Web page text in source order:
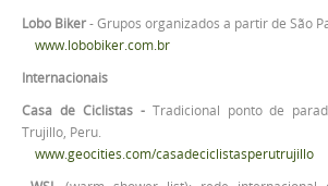
Lobo Biker- Grupos organizados a partir de São
www.lobobiker.com.br
Internacionais
Casa de Ciclistas -Tradicional ponto de
Trujillo, Peru.
www.geocities.com/casadeciclistasperutrujillo